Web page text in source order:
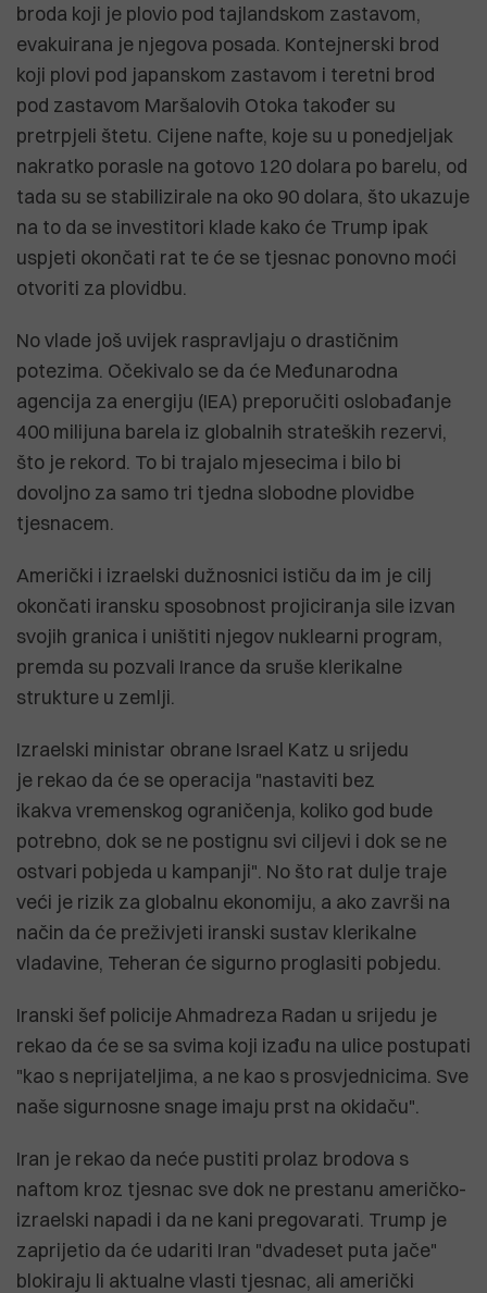
broda koji je plovio pod tajlandskom zastavom,
evakuirana je njegova posada. Kontejnerski brod
koji plovi pod japanskom zastavom i teretni brod
pod zastavom Maršalovih Otoka također su
pretrpjeli štetu. Cijene nafte, koje su u ponedjeljak
nakratko porasle na gotovo 120 dolara po barelu, od
tada su se stabilizirale na oko 90 dolara, što ukazuje
na to da se investitori klade kako će Trump ipak
uspjeti okončati rat te će se tjesnac ponovno moći
otvoriti za plovidbu.
No vlade još uvijek raspravljaju o drastičnim
potezima. Očekivalo se da će Međunarodna
agencija za energiju (IEA) preporučiti oslobađanje
400 milijuna barela iz globalnih strateških rezervi,
što je rekord. To bi trajalo mjesecima i bilo bi
dovoljno za samo tri tjedna slobodne plovidbe
tjesnacem.
Američki i izraelski dužnosnici ističu da im je cilj
okončati iransku sposobnost projiciranja sile izvan
svojih granica i uništiti njegov nuklearni program,
premda su pozvali Irance da sruše klerikalne
strukture u zemlji.
Izraelski ministar obrane Israel Katz u srijedu
je rekao da će se operacija "nastaviti bez
ikakva vremenskog ograničenja, koliko god bude
potrebno, dok se ne postignu svi ciljevi i dok se ne
ostvari pobjeda u kampanji". No što rat dulje traje
veći je rizik za globalnu ekonomiju, a ako završi na
način da će preživjeti iranski sustav klerikalne
vladavine, ​​Teheran će sigurno proglasiti pobjedu.
Iranski šef policije Ahmadreza Radan u srijedu je
rekao da će se sa svima koji izađu na ulice postupati
"kao s neprijateljima, a ne kao s prosvjednicima. Sve
naše sigurnosne snage imaju prst na okidaču".
Iran je rekao da neće pustiti prolaz brodova s
naftom kroz tjesnac sve dok ne prestanu američko-
izraelski napadi i da ne kani pregovarati. Trump je
zaprijetio da će udariti Iran "dvadeset puta jače"
blokiraju li aktualne vlasti tjesnac, ali američki